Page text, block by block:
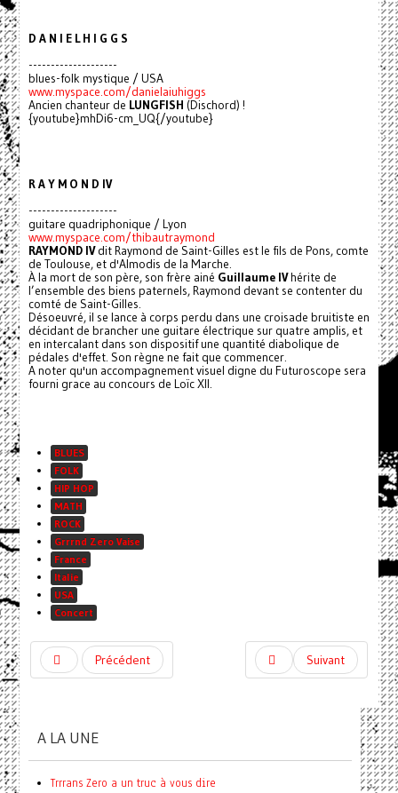
D A N I E L H I G G S
--------------------
blues-folk mystique / USA
www.myspace.com/danielaiuhiggs
Ancien chanteur de LUNGFISH (Dischord) !
{youtube}mhDi6-cm_UQ{/youtube}
R A Y M O N D IV
--------------------
guitare quadriphonique / Lyon
www.myspace.com/thibautraymond
RAYMOND IVdit Raymond de Saint-Gilles est le fils de Pons, comte
de Toulouse, et d'Almodis de la Marche.
À la mort de son père, son frère ainé Guillaume IVhérite de
l’ensemble des biens paternels, Raymond devant se contenter du
comté de Saint-Gilles.
Désoeuvré, il se lance à corps perdu dans une croisade bruitiste en
décidant de brancher une guitare électrique sur quatre amplis, et
en intercalant dans son dispositif une quantité diabolique de
pédales d'effet. Son règne ne fait que commencer.
A noter qu'un accompagnement visuel digne du Futuroscope sera
fourni grace au concours de Loïc XII.
BLUES
FOLK
HIP HOP
MATH
ROCK
Grrrnd Zero Vaise
France
Italie
USA
Concert
Précédent Suivant
A LA UNE
Trrrans Zero a un truc à vous dire